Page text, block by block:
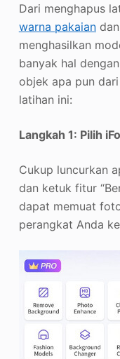
Dari menghapus
warna pakaiandan
menghasilkan
banyak hal
objek apa pun
latihan ini:
Langkah 1: Pilih
Cukup luncurkan
dan ketuk fitur
dapat memuat
perangkat Anda